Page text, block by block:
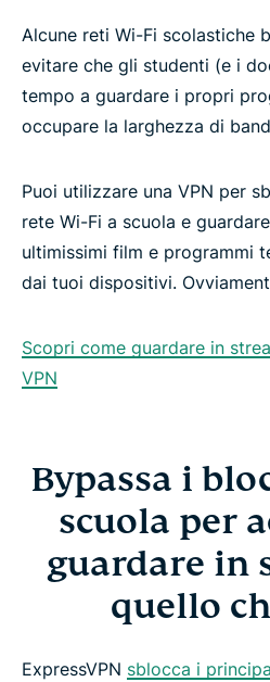
Alcune reti Wi-Fi scolastiche
evitare che gli studenti (e i
tempo a guardare i propri
occupare la larghezza di
Puoi utilizzare una VPN per
rete Wi-Fi a scuola e
ultimissimi film e programmi
dai tuoi dispositivi.
Scopri come guardare in
VPN
Bypassa i
scuola per
guardare in
quello
ExpressVPN sblocca i